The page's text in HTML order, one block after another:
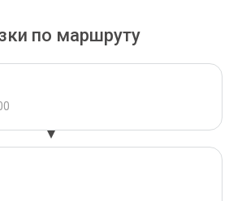
по маршруту